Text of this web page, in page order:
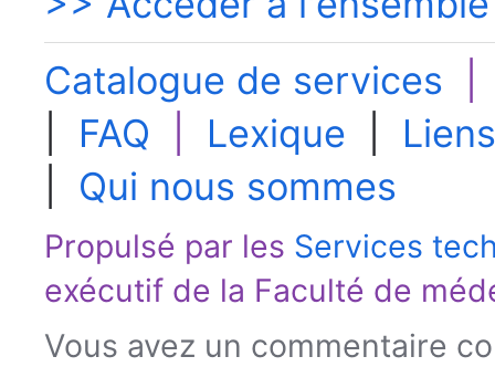
Catalogue de services
FAQ Lexique
Qui nous sommes
Propulsé par les Services
exécutif de la Faculté de
Vous avez un commentaire